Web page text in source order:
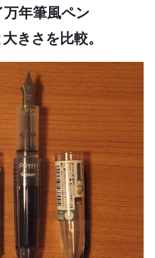
年筆風ペン
きさを比較。